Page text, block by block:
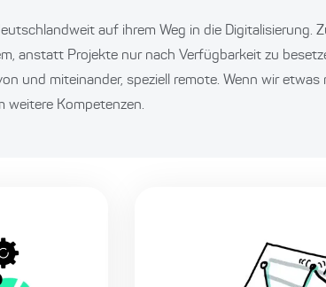
auf ihrem Weg in die
anstatt Projekte nur nach Verfügbarkeit zu
und miteinander, speziell remote. Wenn wir
weitere Kompetenzen.